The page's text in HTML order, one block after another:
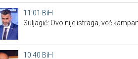
11:01 BiH
Suljagić: Ovo nije istraga, već
10:40 BiH